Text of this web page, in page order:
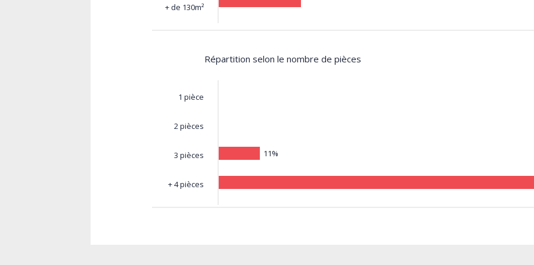
+ de 130m²
Répartition selon le nombre de pièces
1 pièce
2 pièces
3 pièces
+ 4 pièces
11%